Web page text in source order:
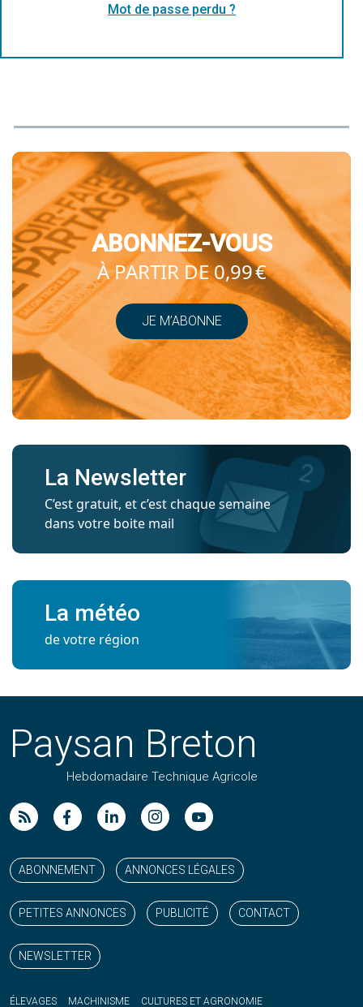
Mot de passe perdu ?
ABONNEZ-VOUS
À PARTIR DE 0,99 €
JE M’ABONNE
La Newsletter
C’est gratuit, et c’est chaque semaine
dans votre boite mail
La météo
de votre région
Paysan Breton
Hebdomadaire Technique Agricole
ABONNEMENT ANNONCES LÉGALES
PETITES ANNONCES PUBLICITÉ CONTACT
NEWSLETTER
ÉLEVAGES MACHINISME CULTURES ET AGRONOMIE